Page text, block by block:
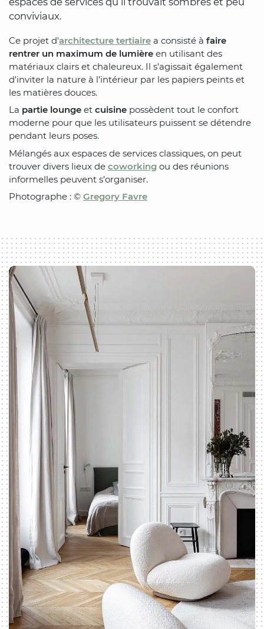
conviviaux.
Ce projet d'architecture tertiaire a consisté à faire
rentrer un maximum de lumière en utilisant des
matériaux clairs et chaleureux. Il s'agissait également
d'inviter la nature à l’intérieur par les papiers peints et
les matières douces.
La partie lounge et cuisine possèdent tout le confort
moderne pour que les utilisateurs puissent se détendre
pendant leurs poses.
Mélangés aux espaces de services classiques, on peut
trouver divers lieux de coworking ou des réunions
informelles peuvent s’organiser.
Photographe : © Gregory Favre